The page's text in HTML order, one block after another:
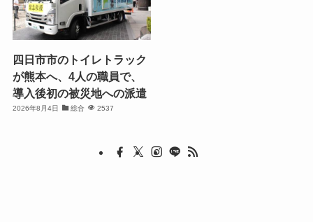
四日市市のトイレトラック
が熊本へ、4人の職員で、
導入後初の被災地への派遣
2026年8月4日 総合 2537